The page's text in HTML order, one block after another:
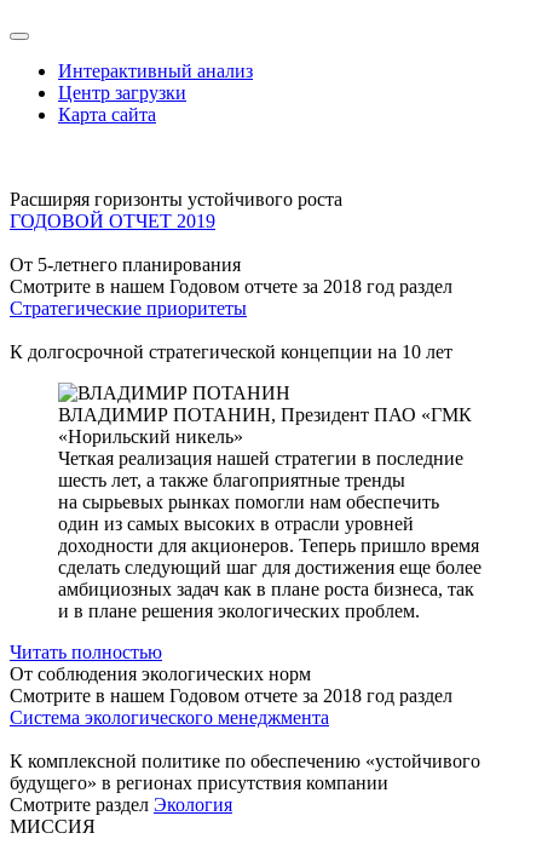
Интерактивный анализ
Центр загрузки
Карта сайта
Расширяя горизонты устойчивого роста
ГОДОВОЙ ОТЧЕТ 2019
От 5-летнего планирования
Смотрите в нашем Годовом отчете за 2018 год раздел
Стратегические приоритеты
К долгосрочной стратегической концепции на 10 лет
ВЛАДИМИР ПОТАНИН, Президент ПАО «ГМК
«Норильский никель»
Четкая реализация нашей стратегии в последние
шесть лет, а также благоприятные тренды
на сырьевых рынках помогли нам обеспечить
один из самых высоких в отрасли уровней
доходности для акционеров. Теперь пришло время
сделать следующий шаг для достижения еще более
амбициозных задач как в плане роста бизнеса, так
и в плане решения экологических проблем.
Читать полностью
От соблюдения экологических норм
Смотрите в нашем Годовом отчете за 2018 год раздел
Система экологического менеджмента
К комплексной политике по обеспечению «устойчивого
будущего» в регионах присутствия компании
Смотрите раздел Экология
МИССИЯ